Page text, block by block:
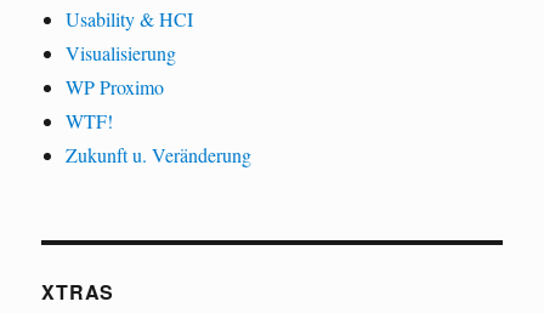
Usability & HCI
Visualisierung
WP Proximo
WTF!
Zukunft u. Veränderung
XTRAS